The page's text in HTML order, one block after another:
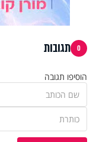
0 תגובות
הוסיפו תגובה